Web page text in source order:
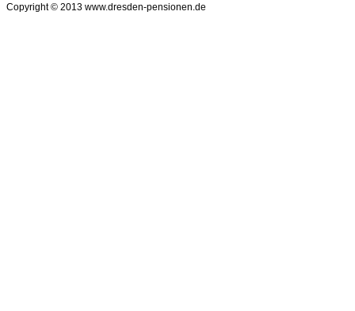
Copyright © 2013 www.dresden-pensionen.de